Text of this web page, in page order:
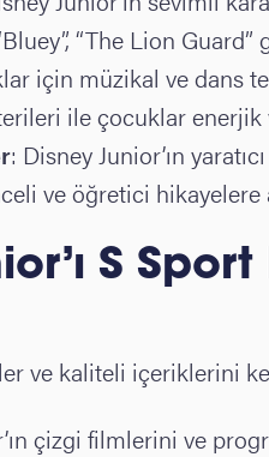
“The Lion
için müzikal ve dans
ile çocuklar
: Disney Junior’ın
ve öğretici hikayelere
S
ve kaliteli içeriklerini
çizgi filmlerini ve